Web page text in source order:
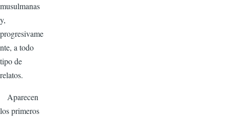
musulmanas
y,
progresivame
nte, a todo
tipo de
relatos.
Aparecen
los primeros